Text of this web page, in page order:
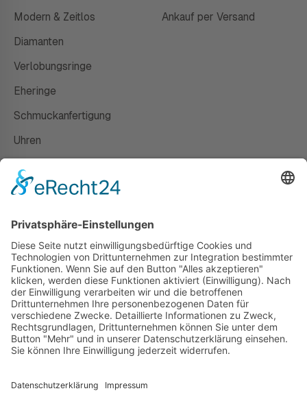
Modern & Zeitlos
Diamanten
Verlobungsringe
Eheringe
Schmuckanfertigung
Uhren
Ankauf per Versand
Susanne Steiger
Geschäfte
Newsletter
Kontakt
© 2026 JUWELIER STEIGER